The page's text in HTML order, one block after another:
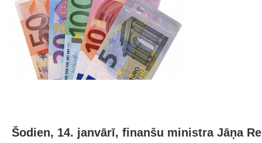
Šodien, 14. janvārī, finanšu ministra Jāņa